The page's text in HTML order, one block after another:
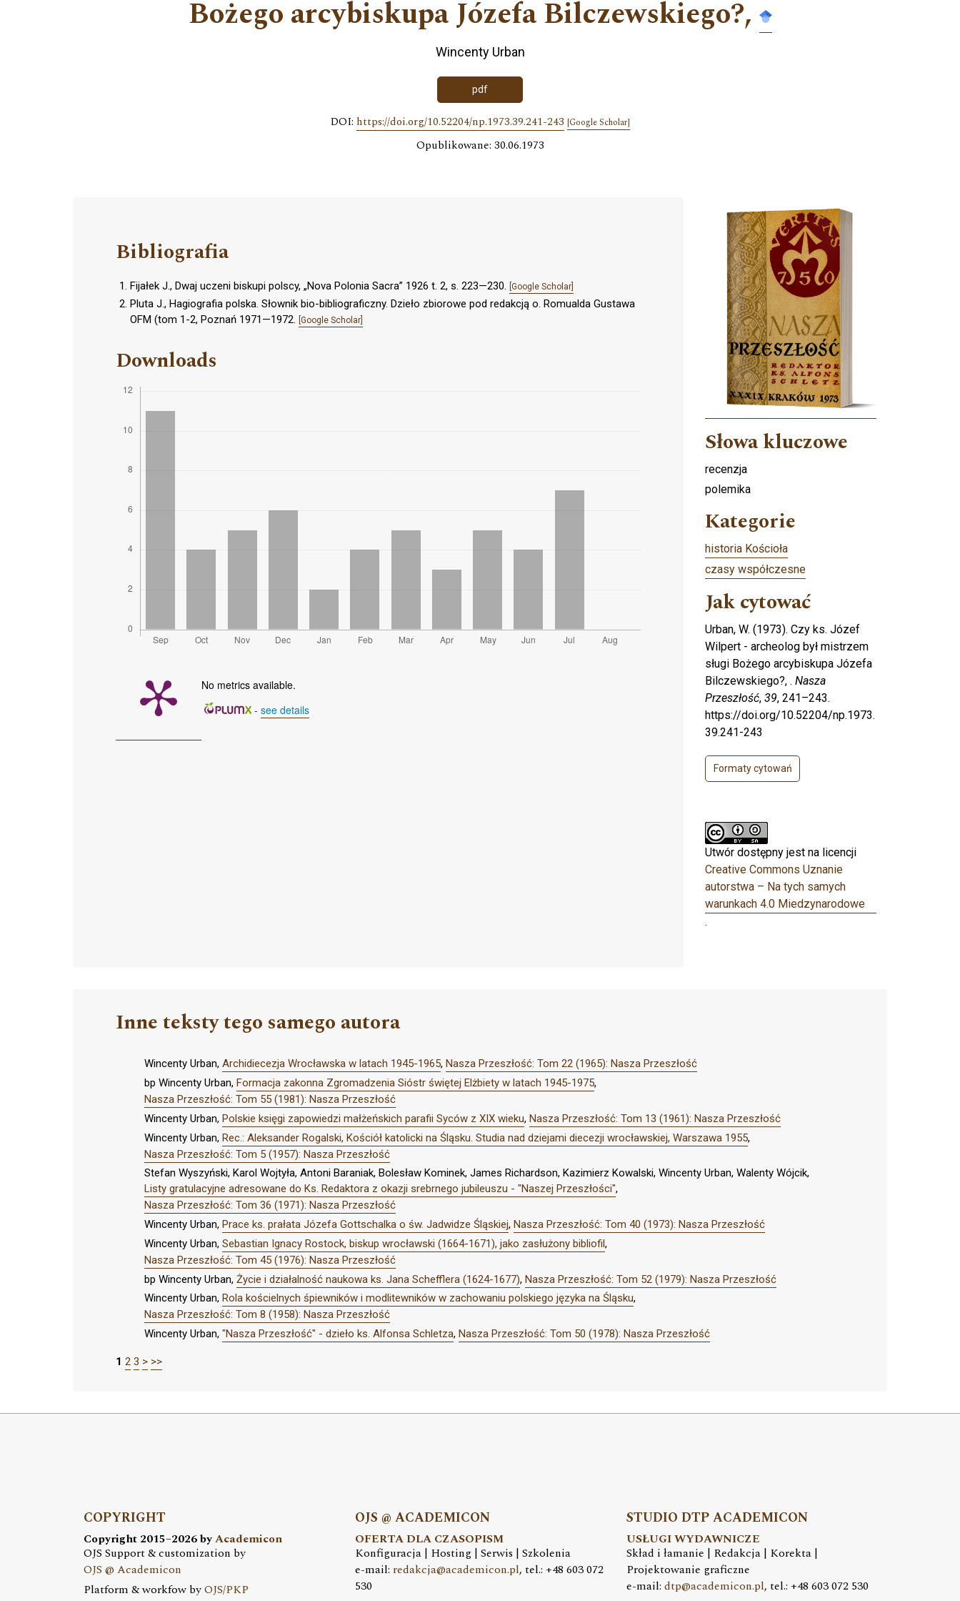
Bożego arcybiskupa Józefa Bilczewskiego?,
Wincenty Urban
pdf
DOI: https://doi.org/10.52204/np.1973.39.241-243 [Google Scholar]
Opublikowane: 30.06.1973
Bibliografia
Fijałek J., Dwaj uczeni biskupi polscy, „Nova Polonia Sacra” 1926 t. 2, s. 223—230. [Google Scholar]
Pluta J., Hagiografia polska. Słownik bio-bibliograficzny. Dzieło zbiorowe pod redakcją o. Romualda Gustawa
OFM (tom 1-2, Poznań 1971—1972. [Google Scholar]
Downloads
No metrics available.
- see details
Cover image
Słowa kluczowe
recenzja
polemika
Kategorie
historia Kościoła
czasy współczesne
Jak cytować
Urban, W. (1973). Czy ks. Józef
Wilpert - archeolog był mistrzem
sługi Bożego arcybiskupa Józefa
Bilczewskiego?, . Nasza
Przeszłość, 39, 241–243.
https://doi.org/10.52204/np.1973.
39.241-243
Formaty cytowań
Utwór dostępny jest na licencji
Creative Commons Uznanie
autorstwa – Na tych samych
warunkach 4.0 Miedzynarodowe
.
Inne teksty tego samego autora
Wincenty Urban, Archidiecezja Wrocławska w latach 1945-1965, Nasza Przeszłość: Tom 22 (1965): Nasza Przeszłość
bp Wincenty Urban, Formacja zakonna Zgromadzenia Sióstr świętej Elżbiety w latach 1945-1975,
Nasza Przeszłość: Tom 55 (1981): Nasza Przeszłość
Wincenty Urban, Polskie księgi zapowiedzi małżeńskich parafii Syców z XIX wieku, Nasza Przeszłość: Tom 13 (1961): Nasza Przeszłość
Wincenty Urban, Rec.: Aleksander Rogalski, Kościół katolicki na Śląsku. Studia nad dziejami diecezji wrocławskiej, Warszawa 1955,
Nasza Przeszłość: Tom 5 (1957): Nasza Przeszłość
Stefan Wyszyński, Karol Wojtyła, Antoni Baraniak, Bolesław Kominek, James Richardson, Kazimierz Kowalski, Wincenty Urban, Walenty Wójcik,
Listy gratulacyjne adresowane do Ks. Redaktora z okazji srebrnego jubileuszu - "Naszej Przeszłości",
Nasza Przeszłość: Tom 36 (1971): Nasza Przeszłość
Wincenty Urban, Prace ks. prałata Józefa Gottschalka o św. Jadwidze Śląskiej, Nasza Przeszłość: Tom 40 (1973): Nasza Przeszłość
Wincenty Urban, Sebastian Ignacy Rostock, biskup wrocławski (1664-1671), jako zasłużony bibliofil,
Nasza Przeszłość: Tom 45 (1976): Nasza Przeszłość
bp Wincenty Urban, Życie i działalność naukowa ks. Jana Schefflera (1624-1677), Nasza Przeszłość: Tom 52 (1979): Nasza Przeszłość
Wincenty Urban, Rola kościelnych śpiewników i modlitewników w zachowaniu polskiego języka na Śląsku,
Nasza Przeszłość: Tom 8 (1958): Nasza Przeszłość
Wincenty Urban, "Nasza Przeszłość" - dzieło ks. Alfonsa Schletza, Nasza Przeszłość: Tom 50 (1978): Nasza Przeszłość
1 2 3 > >>
COPYRIGHT
Copyright 2015–2026 byAcademicon
OJS Support & customization by
OJS @ Academicon
Platform & workfow byOJS/PKP
OJS @ ACADEMICON
OFERTA DLA CZASOPISM
Konfiguracja | Hosting | Serwis | Szkolenia
e-mail: redakcja@academicon.pl, tel.: +48 603 072
530
STUDIO DTP ACADEMICON
USŁUGI WYDAWNICZE
Skład i łamanie | Redakcja | Korekta |
Projektowanie graficzne
e-mail: dtp@academicon.pl, tel.: +48 603 072 530